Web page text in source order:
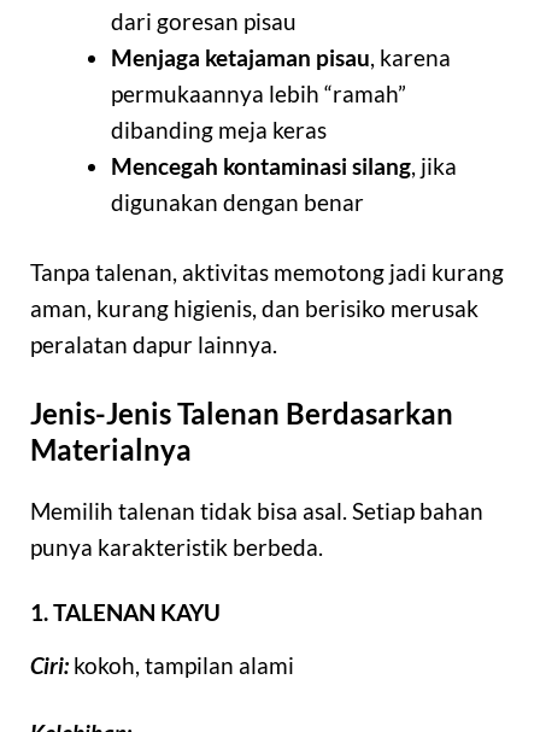
dari goresan pisau
Menjaga ketajaman pisau, karena
permukaannya lebih “ramah”
dibanding meja keras
Mencegah kontaminasi silang, jika
digunakan dengan benar
Tanpa talenan, aktivitas memotong jadi kurang
aman, kurang higienis, dan berisiko merusak
peralatan dapur lainnya.
Jenis-Jenis Talenan Berdasarkan
Materialnya
Memilih talenan tidak bisa asal. Setiap bahan
punya karakteristik berbeda.
1. TALENAN KAYU
Ciri: kokoh, tampilan alami